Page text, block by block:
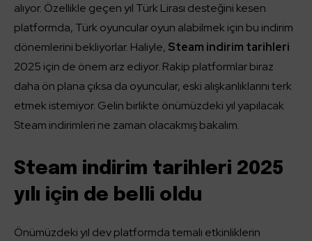
alıyor. Özellikle geçen yıl Türk Lirası desteğini kesen
platformda, Türk oyuncular oyun alabilmek için bu indirim
dönemlerini bekliyorlar. Haliyle, Steam indirim tarihleri
2025 için de önem arz ediyor. Rakip platformlar biraz
daha ön plana çıksa da oyuncular, eski alışkanlıklarını terk
etmek istemiyor. Gelin birlikte önümüzdeki yıl yapılacak
Steam indirimleri ne zaman olacakmış bakalım.
Steam indirim tarihleri 2025
yılı için de belli oldu
Önümüzdeki yıl dev platformda temalı etkinliklerin